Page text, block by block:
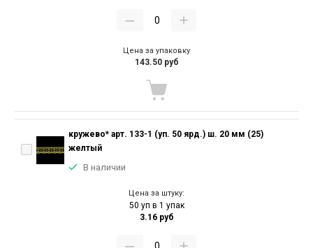
Цена за упаковку
143.50 руб
кружево* арт. 133-1 (уп. 50 ярд.) ш. 20 мм (25)
желтый
В наличии
Цена за штуку:
50 уп в 1 упак
3.16 руб